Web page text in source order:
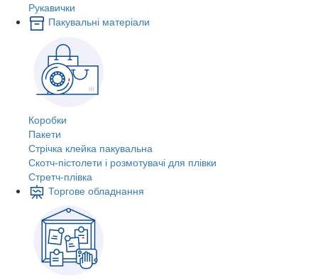
Рукавички
Пакувальні матеріали
Коробки
Пакети
Стрічка клейка пакувальна
Скотч-пістолети і розмотувачі для плівки
Стретч-плівка
Торгове обладнання